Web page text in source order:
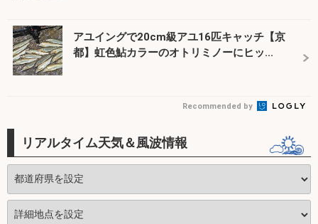
アユイングで20cm級アユ16匹キャッチ【京
都】虹色鮎カラーのオトリミノーにヒッ...
Recommended by
リアルタイム天気＆風波情報